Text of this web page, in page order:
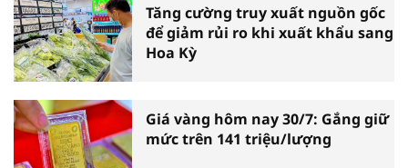
Tăng cường truy xuất nguồn gốc
để giảm rủi ro khi xuất khẩu sang
Hoa Kỳ
Giá vàng hôm nay 30/7: Gắng giữ
mức trên 141 triệu/lượng